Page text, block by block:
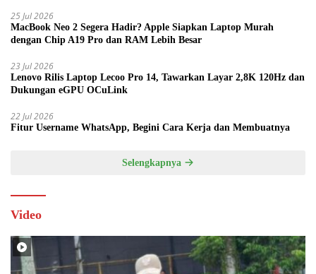
25 Jul 2026
MacBook Neo 2 Segera Hadir? Apple Siapkan Laptop Murah
dengan Chip A19 Pro dan RAM Lebih Besar
23 Jul 2026
Lenovo Rilis Laptop Lecoo Pro 14, Tawarkan Layar 2,8K 120Hz dan
Dukungan eGPU OCuLink
22 Jul 2026
Fitur Username WhatsApp, Begini Cara Kerja dan Membuatnya
Selengkapnya
Video